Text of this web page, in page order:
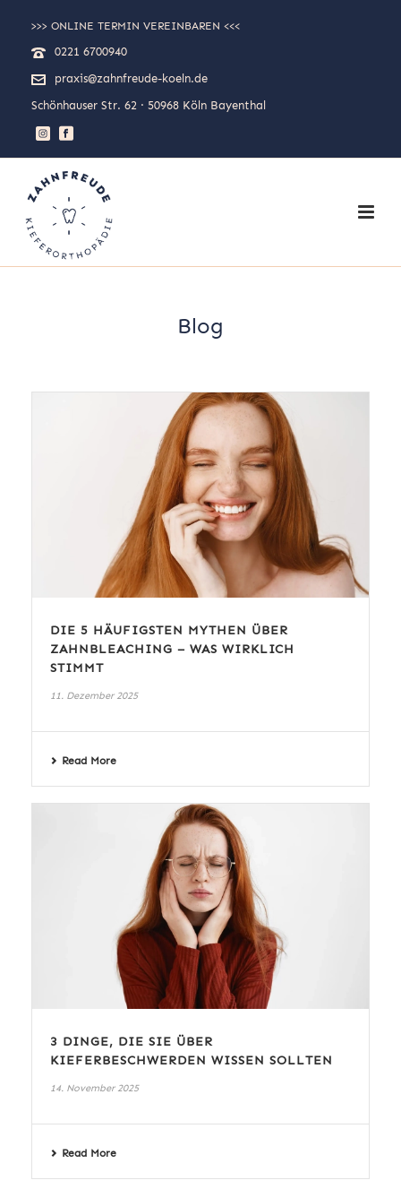
>>> ONLINE TERMIN VEREINBAREN <<<
0221 6700940
praxis@zahnfreude-koeln.de
Schönhauser Str. 62 · 50968 Köln Bayenthal
Blog
DIE 5 HÄUFIGSTEN MYTHEN ÜBER
ZAHNBLEACHING – WAS WIRKLICH
STIMMT
11. Dezember 2025
Read More
3 DINGE, DIE SIE ÜBER
KIEFERBESCHWERDEN WISSEN SOLLTEN
14. November 2025
Read More